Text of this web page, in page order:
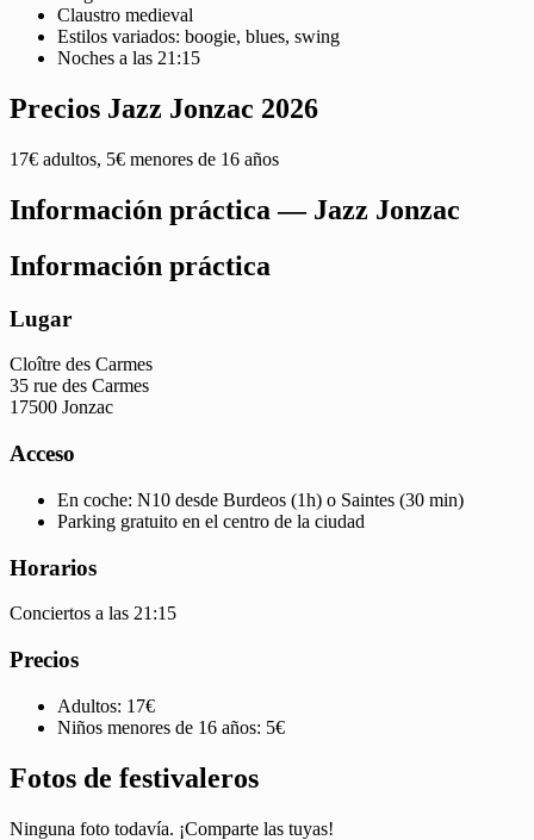
Claustro medieval
Estilos variados: boogie, blues, swing
Noches a las 21:15
Precios Jazz Jonzac 2026
17€ adultos, 5€ menores de 16 años
Información práctica — Jazz Jonzac
Información práctica
Lugar
Cloître des Carmes
35 rue des Carmes
17500 Jonzac
Acceso
En coche: N10 desde Burdeos (1h) o Saintes (30 min)
Parking gratuito en el centro de la ciudad
Horarios
Conciertos a las 21:15
Precios
Adultos: 17€
Niños menores de 16 años: 5€
Fotos de festivaleros
Ninguna foto todavía. ¡Comparte las tuyas!